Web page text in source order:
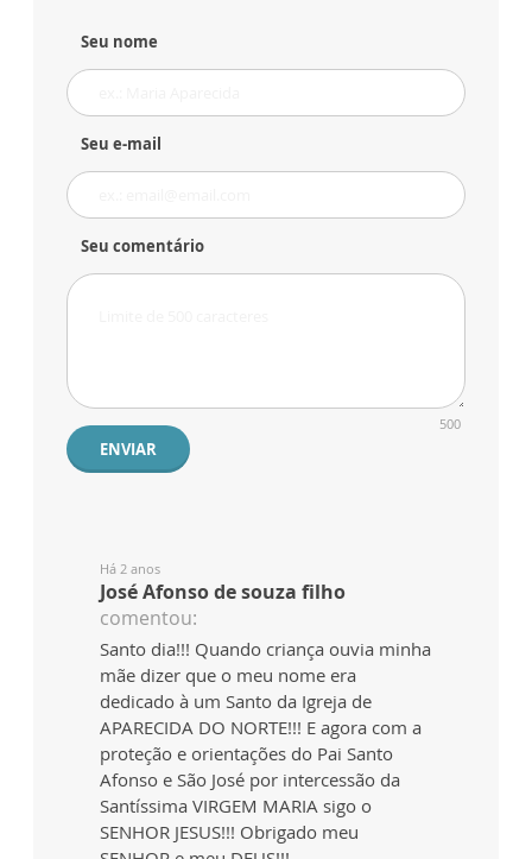
Seu nome
Seu e-mail
Seu comentário
500
ENVIAR
Há 2 anos
José Afonso de souza filho
comentou:
Santo dia!!! Quando criança ouvia minha
mãe dizer que o meu nome era
dedicado à um Santo da Igreja de
APARECIDA DO NORTE!!! E agora com a
proteção e orientações do Pai Santo
Afonso e São José por intercessão da
Santíssima VIRGEM MARIA sigo o
SENHOR JESUS!!! Obrigado meu